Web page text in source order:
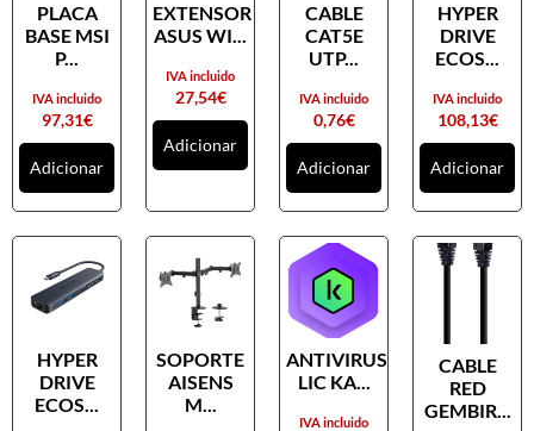
PLACA
BASE MSI
P...
97,31€
IVA incluido
Adicionar
EXTENSOR
ASUS WI...
27,54€
IVA incluido
Adicionar
CABLE
CAT5E
UTP...
0,76€
IVA incluido
Adicionar
HYPER
DRIVE
ECOS...
108,13€
IVA incluido
Adicionar
HYPER
DRIVE
ECOS...
SOPORTE
AISENS
M...
ANTIVIRUS
LIC KA...
IVA incluido
CABLE
RED
GEMBIR...